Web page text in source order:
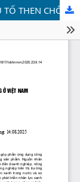
TỔNG QUAN VỀ NHÂN LỰC XANH: YẾU TỐ THEN CHỐT TRONG PHÁT TRIỂN NÔNG NGHIỆP BỀN VỮNG Ở VIỆT NAM